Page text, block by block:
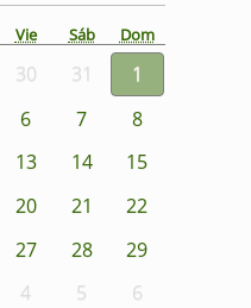
Vie Sáb Dom
30 31
1
6 7
8
13 14
15
20 21
22
27 28
29
4 5 6